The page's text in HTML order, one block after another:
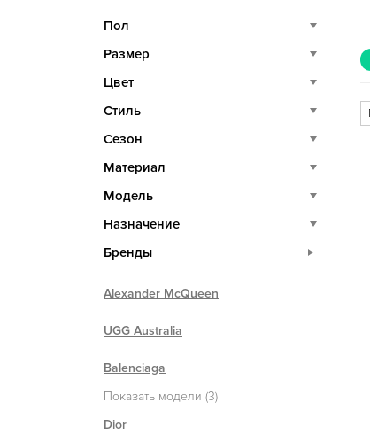
Пол
Размер
Цвет
Стиль
Сезон
Материал
Модель
Назначение
Бренды
Alexander McQueen
UGG Australia
Balenciaga
Показать модели (3)
Dior